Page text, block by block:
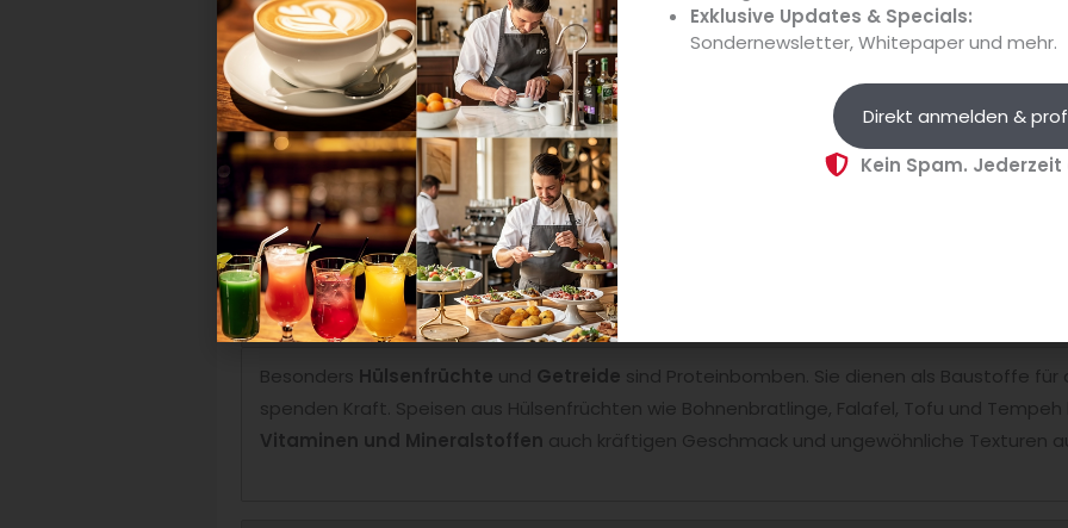
Tipp 3: Textur und Sound runden ab
Ob Knuspern, Creme oder Crunch –Texturen und Geräusche bringenAbwechslungin
veganen Gerichten. Wie wäre es also mal mit einem Sellerie-Reverse-Schnitzel oder
Gäste mit einer aufregenden Textur zu überraschen?
Tipp 4: Pflanzenproteine bringen Power
Besonders Hülsenfrüchte und Getreide sind Proteinbomben. Sie dienen als Baustoffe
spenden Kraft. Speisen aus Hülsenfrüchten wie Bohnenbratlinge, Falafel, Tofu und
Vitaminen und Mineralstoffen auch kräftigen Geschmack und ungewöhnliche Texturen
Exklusive Updates & Specials:
Sondernewsletter, Whitepaper und mehr.
Direkt anmelden &
Kein Spam.